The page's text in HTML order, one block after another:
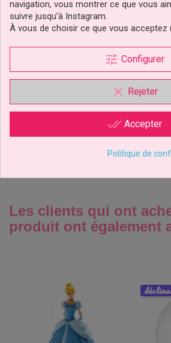
Figurine 3D Belle, La Belle
Et La Bête Disney
Ajouter au panier
Les clients qui ont
produit ont également
navigation, vous montrer ce que vous
suivre jusqu’à Instagram.
À vous de choisir ce que vous acceptez
tune Configurer
clear Rejeter
done_all Accepter
Politique de